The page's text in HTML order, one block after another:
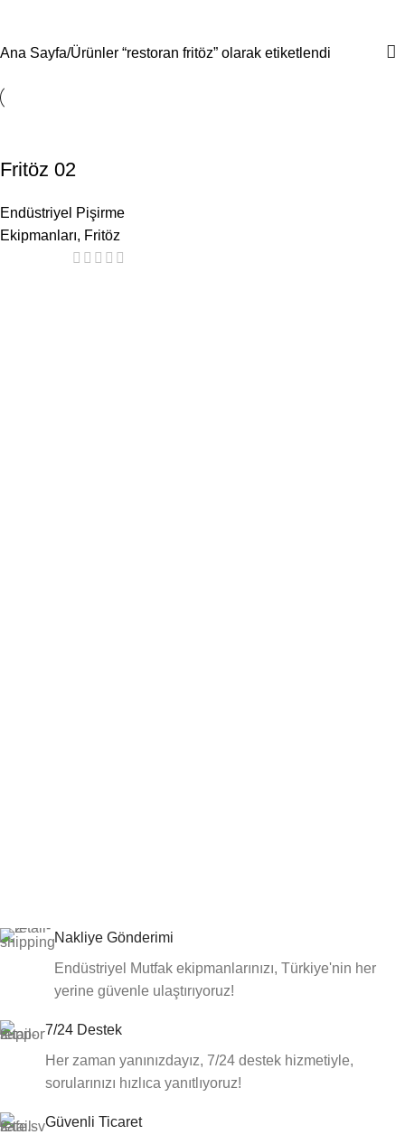
Ana Sayfa Ürünler “restoran fritöz” olarak etiketlendi
Fritöz 02
Endüstriyel Pişirme
Ekipmanları, Fritöz
Nakliye Gönderimi
Endüstriyel Mutfak ekipmanlarınızı, Türkiye'nin her
yerine güvenle ulaştırıyoruz!
7/24 Destek
Her zaman yanınızdayız, 7/24 destek hizmetiyle,
sorularınızı hızlıca yanıtlıyoruz!
Güvenli Ticaret